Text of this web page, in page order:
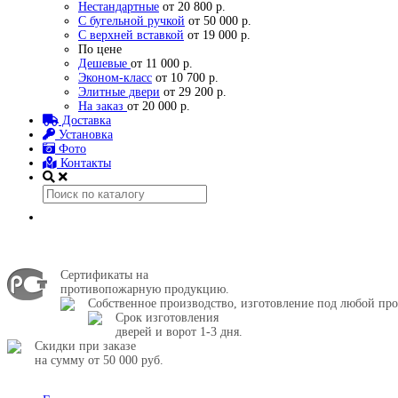
Нестандартные от 20 800 р.
С бугельной ручкой от 50 000 р.
С верхней вставкой от 19 000 р.
По цене
Дешевые от 11 000 р.
Эконом-класс от 10 700 р.
Элитные двери от 29 200 р.
На заказ от 20 000 р.
Доставка
Установка
Фото
Контакты
Сертификаты на
противопожарную продукцию.
Собственное производство, изготовление под любой
Срок изготовления
дверей и ворот 1-3 дня.
Скидки при заказе
на сумму от 50 000 руб.